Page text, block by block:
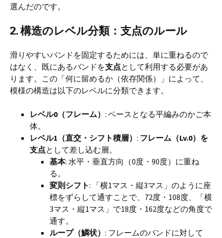
選んだのです。
2. 構造のレベル分類：支点のルール
滑りやすいバンドを固定するためには、単に重ねるので
はなく、既にあるバンドを支点として利用する必要があ
ります。この「何に留めるか（依存関係）」によって、
模様の構造は以下のレベルに分類できます。
レベル0（フレーム） : ベースとなる平編みのかご本
体。
レベル1（直交・シフト積層） : フレーム（Lv.0）を
支点として差し込む層。
基本: 水平・垂直方向（0度・90度）に重ね
る。
変則シフト: 「横1マス・縦3マス」のように座
標をずらして通すことで、72度・108度、「横
3マス・縦1マス」で18度・162度などの角度で
通す。
ループ（鱗状） : フレームのバンドに対して